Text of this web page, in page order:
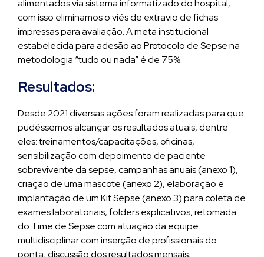
alimentados via sistema informatizado do hospital,
com isso eliminamos o viés de extravio de fichas
impressas para avaliação. A meta institucional
estabelecida para adesão ao Protocolo de Sepse na
metodologia “tudo ou nada” é de 75%.
Resultados:
Desde 2021 diversas ações foram realizadas para que
pudéssemos alcançar os resultados atuais, dentre
eles: treinamentos/capacitações, oficinas,
sensibilização com depoimento de paciente
sobrevivente da sepse, campanhas anuais (anexo 1),
criação de uma mascote (anexo 2), elaboração e
implantação de um Kit Sepse (anexo 3) para coleta de
exames laboratoriais, folders explicativos, retomada
do Time de Sepse com atuação da equipe
multidisciplinar com inserção de profissionais do
ponta, discussão dos resultados mensais,